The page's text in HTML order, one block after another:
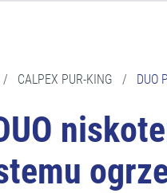
/ CALPEX PUR-KING / DUO